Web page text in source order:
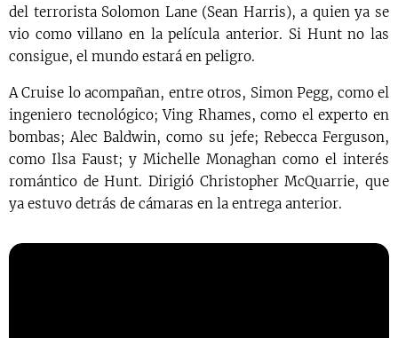
del terrorista Solomon Lane (Sean Harris), a quien ya se
vio como villano en la película anterior. Si Hunt no las
consigue, el mundo estará en peligro.
A Cruise lo acompañan, entre otros, Simon Pegg, como el
ingeniero tecnológico; Ving Rhames, como el experto en
bombas; Alec Baldwin, como su jefe; Rebecca Ferguson,
como Ilsa Faust; y Michelle Monaghan como el interés
romántico de Hunt. Dirigió Christopher McQuarrie, que
ya estuvo detrás de cámaras en la entrega anterior.